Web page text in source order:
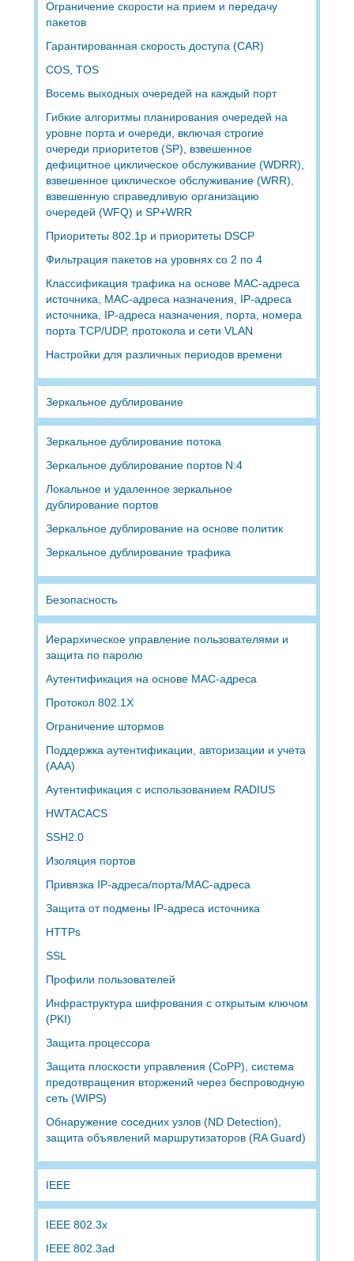
Ограничение скорости на прием и передачу
пакетов
Гарантированная скорость доступа (CAR)
COS, TOS
Восемь выходных очередей на каждый порт
Гибкие алгоритмы планирования очередей на
уровне порта и очереди, включая строгие
очереди приоритетов (SP), взвешенное
дефицитное циклическое обслуживание (WDRR),
взвешенное циклическое обслуживание (WRR),
взвешенную справедливую организацию
очередей (WFQ) и SP+WRR
Приоритеты 802.1p и приоритеты DSCP
Фильтрация пакетов на уровнях со 2 по 4
Классификация трафика на основе MAC-адреса
источника, MAC-адреса назначения, IP-адреса
источника, IP-адреса назначения, порта, номера
порта TCP/UDP, протокола и сети VLAN
Настройки для различных периодов времени
Зеркальное дублирование
Зеркальное дублирование потока
Зеркальное дублирование портов N:4
Локальное и удаленное зеркальное
дублирование портов
Зеркальное дублирование на основе политик
Зеркальное дублирование трафика
Безопасность
Иерархическое управление пользователями и
защита по паролю
Аутентификация на основе MAC-адреса
Протокол 802.1X
Ограничение штормов
Поддержка аутентификации, авторизации и учета
(AAA)
Аутентификация с использованием RADIUS
HWTACACS
SSH2.0
Изоляция портов
Привязка IP-адреса/порта/MAC-адреса
Защита от подмены IP-адреса источника
HTTPs
SSL
Профили пользователей
Инфраструктура шифрования с открытым ключом
(PKI)
Защита процессора
Защита плоскости управления (CoPP), система
предотвращения вторжений через беспроводную
сеть (WIPS)
Обнаружение соседних узлов (ND Detection),
защита объявлений маршрутизаторов (RA Guard)
IEEE
IEEE 802.3x
IEEE 802.3ad